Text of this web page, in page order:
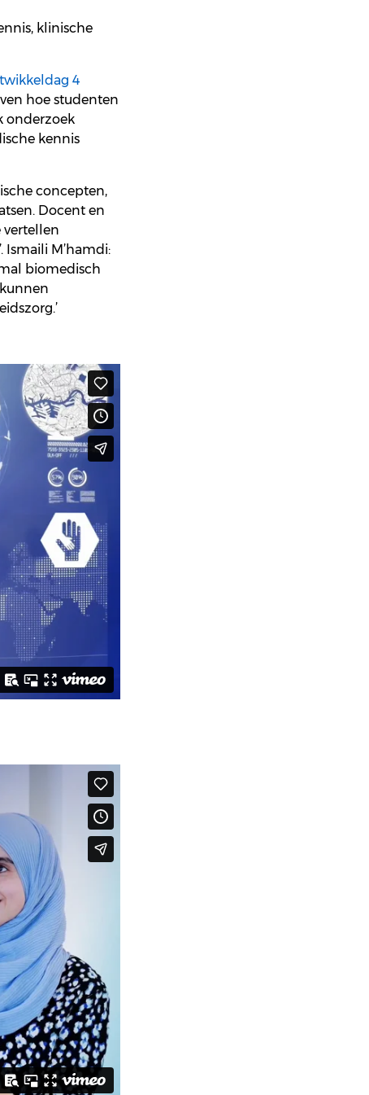
, klinische
kkeldag4
hoestudenten
onderzoek
kennis
concepten,
. Docenten
vertellen
’. Ismaili M’hamdi:
biomedisch
kunnen
.’